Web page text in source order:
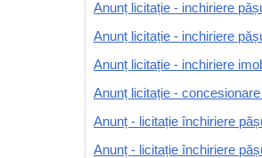
Anunț licitație - inchiriere
Anunț licitație - inchiriere
Anunț licitație - inchiriere
Anunț licitație -
Anunț - licitație închiriere
Anunț - licitație închiriere